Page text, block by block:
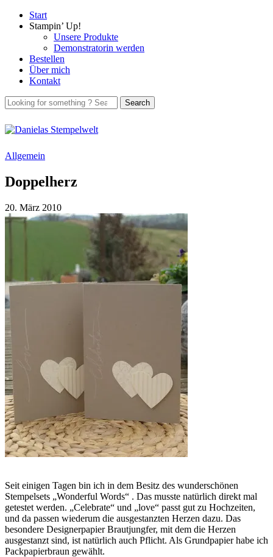
Start
Stampin’ Up!
Unsere Produkte
Demonstratorin werden
Bestellen
Über mich
Kontakt
Allgemein
Doppelherz
20. März 2010
Seit einigen Tagen bin ich in dem Besitz des wunderschönen
Stempelsets „Wonderful Words“ . Das musste natürlich direkt mal
getestet werden. „Celebrate“ und „love“ passt gut zu Hochzeiten,
und da passen wiederum die ausgestanzten Herzen dazu. Das
besondere Designerpapier Brautjungfer, mit dem die Herzen
ausgestanzt sind, ist natürlich auch Pflicht. Als Grundpapier habe ich
Packpapierbraun gewählt.